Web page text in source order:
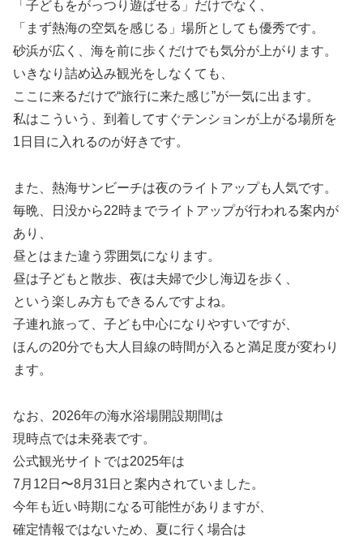
「子どもをがっつり遊ばせる」だけでなく、
「まず熱海の空気を感じる」場所としても優秀です。
砂浜が広く、海を前に歩くだけでも気分が上がります。
いきなり詰め込み観光をしなくても、
ここに来るだけで“旅行に来た感じ”が一気に出ます。
私はこういう、到着してすぐテンションが上がる場所を
1日目に入れるのが好きです。
また、熱海サンビーチは夜のライトアップも人気です。
毎晩、日没から22時までライトアップが行われる案内が
あり、
昼とはまた違う雰囲気になります。
昼は子どもと散歩、夜は夫婦で少し海辺を歩く、
という楽しみ方もできるんですよね。
子連れ旅って、子ども中心になりやすいですが、
ほんの20分でも大人目線の時間が入ると満足度が変わり
ます。
なお、2026年の海水浴場開設期間は
現時点では未発表です。
公式観光サイトでは2025年は
7月12日〜8月31日と案内されていました。
今年も近い時期になる可能性がありますが、
確定情報ではないため、夏に行く場合は